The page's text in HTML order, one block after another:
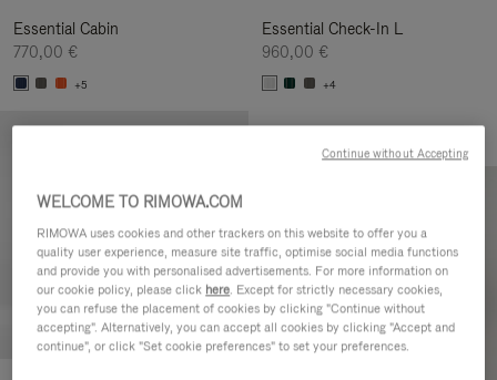
Essential Cabin
770,00 €
+5
Essential Check-In L
960,00 €
+4
WELCOME TO RIMOWA.COM
RIMOWA uses cookies and other trackers on this website to offer you a
quality user experience, measure site traffic, optimise social media functions
and provide you with personalised advertisements. For more information on
our cookie policy, please click here. Except for strictly necessary cookies,
you can refuse the placement of cookies by clicking "Continue without
accepting". Alternatively, you can accept all cookies by clicking "Accept and
continue", or click "Set cookie preferences" to set your preferences.
Continue without Accepting